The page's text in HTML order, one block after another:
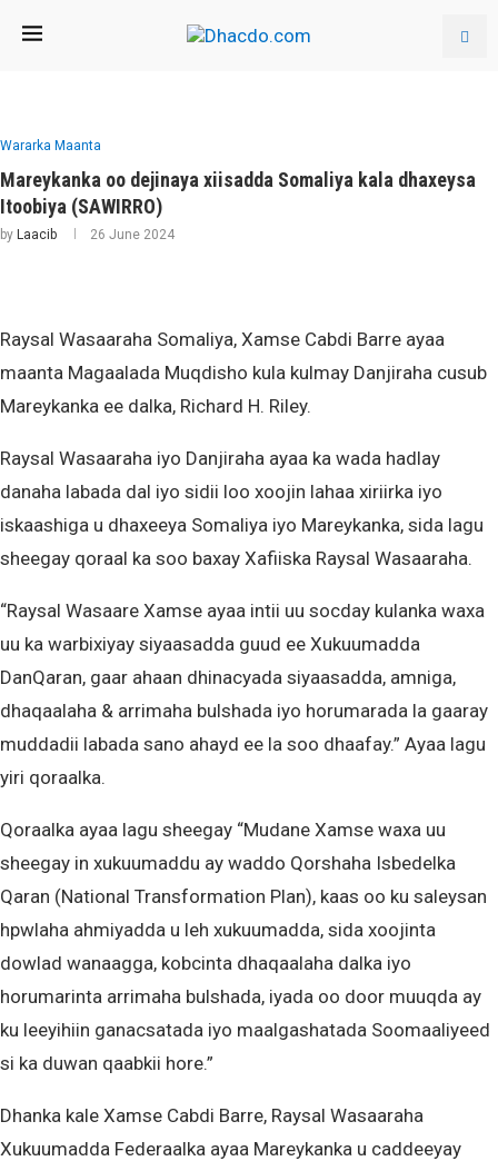
Wararka Maanta
Mareykanka oo dejinaya xiisadda Somaliya kala dhaxeysa
Itoobiya (SAWIRRO)
by Laacib 26 June 2024
Raysal Wasaaraha Somaliya, Xamse Cabdi Barre ayaa
maanta Magaalada Muqdisho kula kulmay Danjiraha cusub
Mareykanka ee dalka, Richard H. Riley.
Raysal Wasaaraha iyo Danjiraha ayaa ka wada hadlay
danaha labada dal iyo sidii loo xoojin lahaa xiriirka iyo
iskaashiga u dhaxeeya Somaliya iyo Mareykanka, sida lagu
sheegay qoraal ka soo baxay Xafiiska Raysal Wasaaraha.
“Raysal Wasaare Xamse ayaa intii uu socday kulanka waxa
uu ka warbixiyay siyaasadda guud ee Xukuumadda
DanQaran, gaar ahaan dhinacyada siyaasadda, amniga,
dhaqaalaha & arrimaha bulshada iyo horumarada la gaaray
muddadii labada sano ahayd ee la soo dhaafay.” Ayaa lagu
yiri qoraalka.
Qoraalka ayaa lagu sheegay “Mudane Xamse waxa uu
sheegay in xukuumaddu ay waddo Qorshaha Isbedelka
Qaran (National Transformation Plan), kaas oo ku saleysan
hpwlaha ahmiyadda u leh xukuumadda, sida xoojinta
dowlad wanaagga, kobcinta dhaqaalaha dalka iyo
horumarinta arrimaha bulshada, iyada oo door muuqda ay
ku leeyihiin ganacsatada iyo maalgashatada Soomaaliyeed
si ka duwan qaabkii hore.”
Dhanka kale Xamse Cabdi Barre, Raysal Wasaaraha
Xukuumadda Federaalka ayaa Mareykanka u caddeeyay